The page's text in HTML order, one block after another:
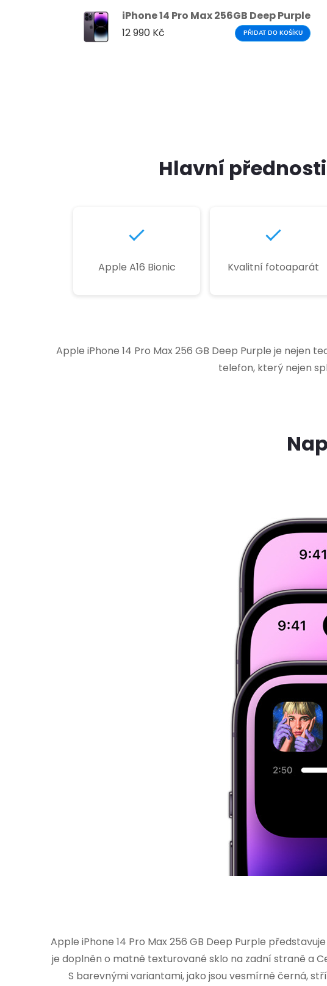
iPhone 14 Pro Max 256GB Deep Purple
12 990 Kč
PŘIDAT DO KOŠÍKU
Hlavní
Apple A16 Bionic Kvalitní fotoaparát
Apple iPhone 14 Pro Max 256 GB Deep Purple je
telefon, který nejen
Apple iPhone 14 Pro Max 256 GB Deep Purple
je doplněn o matně texturované sklo na zadní straně a
S barevnými variantami, jako jsou vesmírně černá,